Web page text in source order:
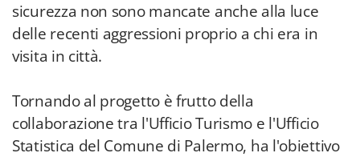
sicurezza non sono mancate anche alla luce
delle recenti aggressioni proprio a chi era in
visita in città.
Tornando al progetto è frutto della
collaborazione tra l'Ufficio Turismo e l'Ufficio
Statistica del Comune di Palermo, ha l'obiettivo